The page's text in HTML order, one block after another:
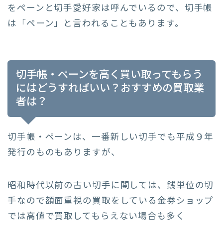
をペーンと切手愛好家は呼んでいるので、切手帳
は「ペーン」と言われることもあります。
切手帳・ペーンを高く買い取ってもらう
にはどうすればいい？おすすめの買取業
者は？
切手帳・ペーンは、一番新しい切手でも平成９年
発行のものもありますが、
昭和時代以前の古い切手に関しては、銭単位の切
手なので額面重視の買取をしている金券ショップ
では高値で買取してもらえない場合も多く